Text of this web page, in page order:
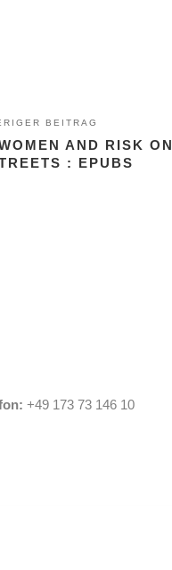
BEITRAG
AND RISK ON
: EPUBS
+49 173 73 146 10